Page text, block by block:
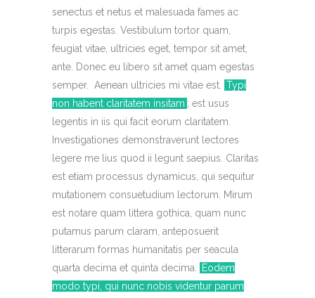
senectus et netus et malesuada fames ac
turpis egestas. Vestibulum tortor quam,
feugiat vitae, ultricies eget, tempor sit amet,
ante. Donec eu libero sit amet quam egestas
semper. Aenean ultricies mi vitae est.
Typi
non habent claritatem insitam ; est usus
legentis in iis qui facit eorum claritatem.
Investigationes demonstraverunt lectores
legere me lius quod ii legunt saepius. Claritas
est etiam processus dynamicus, qui sequitur
mutationem consuetudium lectorum. Mirum
est notare quam littera gothica, quam nunc
putamus parum claram, anteposuerit
litterarum formas humanitatis per seacula
quarta decima et quinta decima.
Eodem
modo typi, qui nunc nobis videntur parum